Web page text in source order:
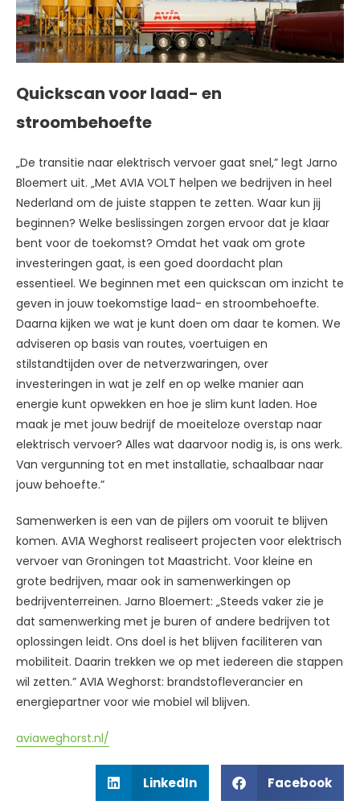
Quickscan voor laad- en
stroombehoefte
„De transitie naar elektrisch vervoer gaat snel,” legt Jarno
Bloemert uit. „Met AVIA VOLT helpen we bedrijven in heel
Nederland om de juiste stappen te zetten. Waar kun jij
beginnen? Welke beslissingen zorgen ervoor dat je klaar
bent voor de toekomst? Omdat het vaak om grote
investeringen gaat, is een goed doordacht plan
essentieel. We beginnen met een quickscan om inzicht te
geven in jouw toekomstige laad- en stroombehoefte.
Daarna kijken we wat je kunt doen om daar te komen. We
adviseren op basis van routes, voertuigen en
stilstandtijden over de netverzwaringen, over
investeringen in wat je zelf en op welke manier aan
energie kunt opwekken en hoe je slim kunt laden. Hoe
maak je met jouw bedrijf de moeiteloze overstap naar
elektrisch vervoer? Alles wat daarvoor nodig is, is ons werk.
Van vergunning tot en met installatie, schaalbaar naar
jouw behoefte.”
Samenwerken is een van de pijlers om vooruit te blijven
komen. AVIA Weghorst realiseert projecten voor elektrisch
vervoer van Groningen tot Maastricht. Voor kleine en
grote bedrijven, maar ook in samenwerkingen op
bedrijventerreinen. Jarno Bloemert: „Steeds vaker zie je
dat samenwerking met je buren of andere bedrijven tot
oplossingen leidt. Ons doel is het blijven faciliteren van
mobiliteit. Daarin trekken we op met iedereen die stappen
wil zetten.” AVIA Weghorst: brandstofleverancier en
energiepartner voor wie mobiel wil blijven.
aviaweghorst.nl/
LinkedIn Facebook